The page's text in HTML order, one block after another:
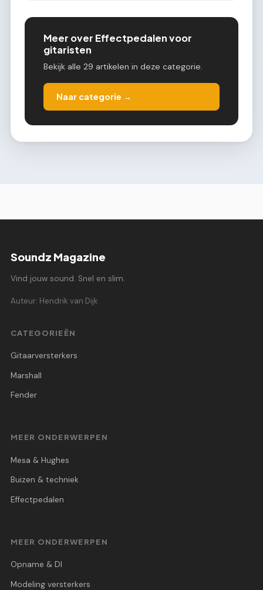
Meer over Effectpedalen voor
gitaristen
Bekijk alle 29 artikelen in deze categorie.
Naar categorie →
Soundz Magazine
Vind jouw sound. Snel en slim.
Auteur: Hendrik van Dijk
CATEGORIEËN
Gitaarversterkers
Marshall
Fender
MEER ONDERWERPEN
Mesa & Hughes
Buizen & techniek
Effectpedalen
MEER ONDERWERPEN
Opname & DI
Modeling versterkers